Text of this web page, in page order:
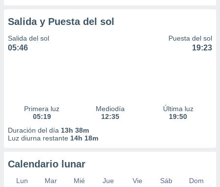
Salida y Puesta del sol
Salida del sol
05:46
Puesta del sol
19:23
Primera luz
05:19
Mediodía
12:35
Última luz
19:50
Duración del día 13h 38m
Luz diurna restante 14h 18m
Calendario lunar
Lun Mar Mié Jue Vie Sáb
Dom